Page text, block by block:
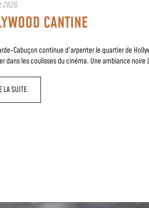
2026
CANTINE
Cabuçon continue d’arpenter le quartier de
dans les coulisses du cinéma. Une ambiance
LA SUITE